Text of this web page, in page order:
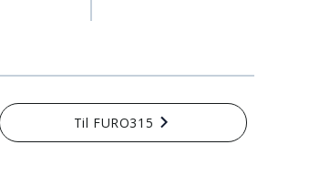
Til FURO315